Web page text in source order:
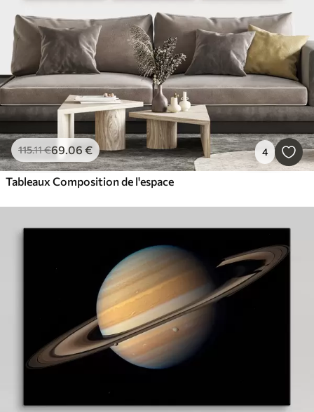
115.11€69.06 € 4
Tableaux Composition de l'espace